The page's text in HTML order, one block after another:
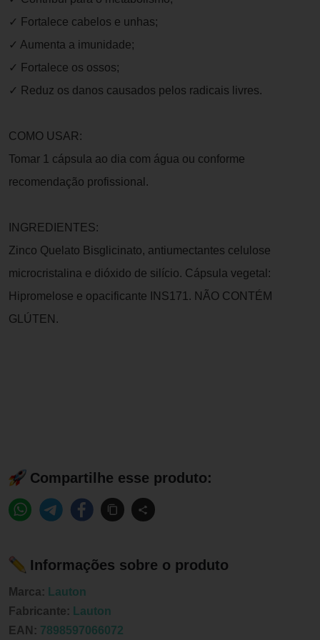
✓ Fortalece cabelos e unhas;
✓ Aumenta a imunidade;
✓ Fortalece os ossos;
✓ Reduz os danos causados pelos radicais livres.
COMO USAR:
Tomar 1 cápsula ao dia com água ou conforme
recomendação profissional.
INGREDIENTES:
Zinco Quelato Bisglicinato, antiumectantes celulose
microcristalina e dióxido de silício. Cápsula vegetal:
Hipromelose e opacificante INS171. NÃO CONTÉM
GLÚTEN.
Compartilhe esse produto:
Informações sobre o produto
Marca: Lauton
Fabricante: Lauton
EAN: 7898597066072